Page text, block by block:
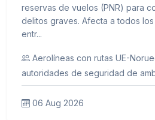
reservas de vuelos (PNR) para
delitos graves. Afecta a todos
entr...
Aerolíneas con rutas UE-
autoridades de seguridad de
06 Aug 2026